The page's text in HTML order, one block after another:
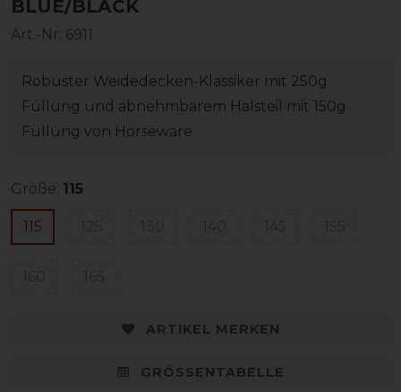
BLUE/BLACK
Art.-Nr: 6911
Robuster Weidedecken-Klassiker mit 250g
Füllung und abnehmbarem Halsteil mit 150g
Füllung von Horseware
Größe: 115
115
ARTIKEL MERKEN
GRÖSSENTABELLE